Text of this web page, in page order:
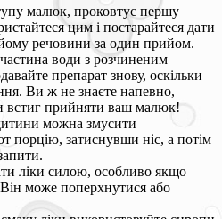
малюк, проковтує першу
цим і постарайтеся дати
речовини за один прийом.
води з розчиненим
препарат знову, оскільки
Ви ж не знаєте напевно,
встиг прийняти ваш малюк!
можна змусити
порцію, затиснувши ніс, а потім
ліки силою, особливо якщо
може поперхнутися або